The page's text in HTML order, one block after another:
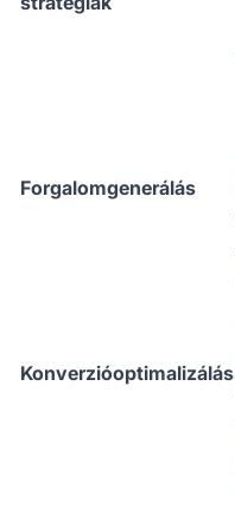
Forgalomgenerálás
Konverzióoptimalizálás